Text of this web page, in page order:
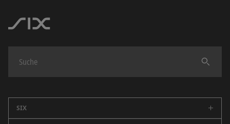
Finden
SIX